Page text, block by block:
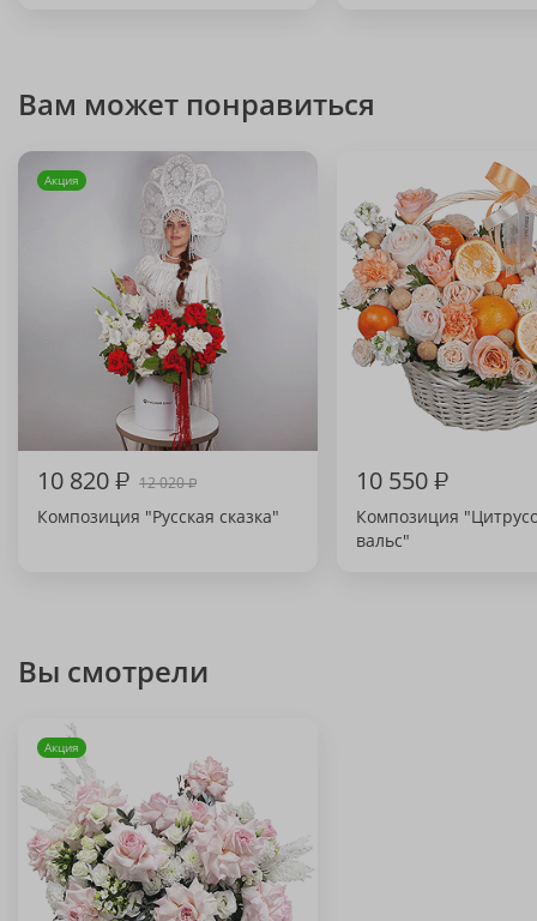
Вам может понравиться
Акция
10 820₽ 12 020₽
Композиция "Русская сказка"
10 550₽
Композиция
вальс"
Вы смотрели
Акция